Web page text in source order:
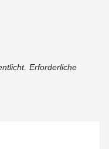
Erforderliche